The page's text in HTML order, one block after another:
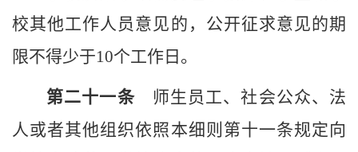
校其他工作人员意见的，公开征求意见的期
限不得少于10个工作日。
第二十一条师生员工、社会公众、法
人或者其他组织依照本细则第十一条规定向